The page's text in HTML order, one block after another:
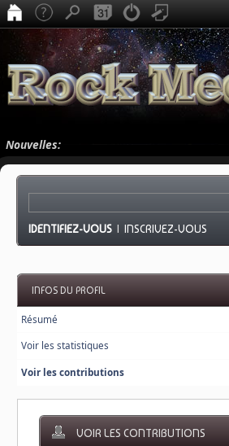
Nouvelles:
IDENTIFIEZ-VOUS |INSCRIVEZ-VOUS
INFOS DU PROFIL
Résumé
Voir les statistiques
Voir les contributions
VOIR LES CONTRIBUTIONS